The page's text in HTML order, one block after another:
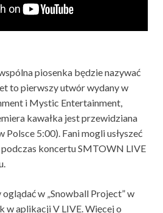
piosenka będzie nazywać
to pierwszy utwór wydany w
i Mystic Entertainment,
kawałka jest przewidziana
Polsce 5:00). Fani mogli usłyszeć
koncertu SMTOWN LIVE
w „Snowball Project” w
w aplikacji V LIVE. Więcej o